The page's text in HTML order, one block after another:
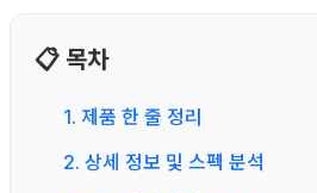
📋 목차
1. 제품 한 줄 정리
2. 상세 정보 및 스펙 분석